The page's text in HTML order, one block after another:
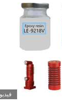
فيديو